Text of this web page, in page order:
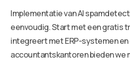
Implementatie van AI
eenvoudig. Start met een gratis
integreert met ERP-systemen
accountantskantoren bieden we